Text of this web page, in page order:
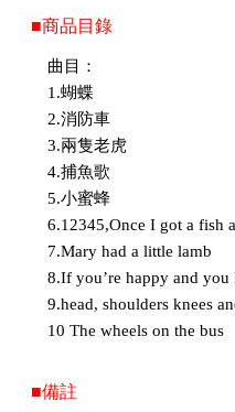
■商品目錄
曲目：
1.蝴蝶
2.消防車
3.兩隻老虎
4.捕魚歌
5.小蜜蜂
6.12345,Once I got a fish
7.Mary had a little lamb
8.If you’re happy and
9.head, shoulders knees
10 The wheels on the bus
■備註